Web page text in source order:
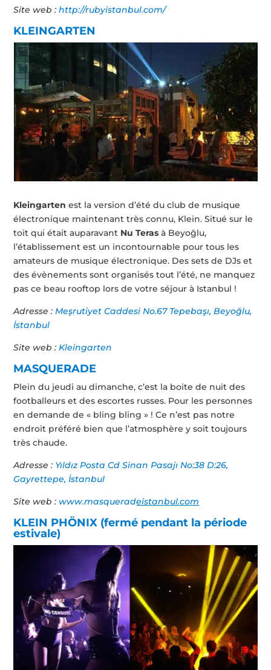
Site web :http://rubyistanbul.com/
KLEINGARTEN
Kleingarten est la version d’été du club de musique
électronique maintenant très connu, Klein. Situé sur le
toit qui était auparavant Nu Teras à Beyoğlu,
l’établissement est un incontournable pour tous les
amateurs de musique électronique. Des sets de DJs et
des évènements sont organisés tout l’été, ne manquez
pas ce beau rooftop lors de votre séjour à Istanbul !
Adresse :Meşrutiyet Caddesi No.67 Tepebaşı, Beyoğlu,
İstanbul
Site web :Kleingarten
MASQUERADE
Plein du jeudi au dimanche, c’est la boite de nuit des
footballeurs et des escortes russes. Pour les personnes
en demande de « bling bling » ! Ce n’est pas notre
endroit préféré bien que l’atmosphère y soit toujours
très chaude.
Adresse : Yıldız Posta Cd Sinan Pasajı No:38 D:26,
Gayrettepe, İstanbul
Site web : www.masqueradeistanbul.com
KLEIN PHÖNIX (fermé pendant la période
estivale)